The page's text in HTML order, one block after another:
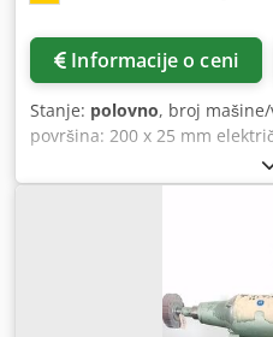
Informacije o ceni
Stanje: polovno, broj
površina: 200 x 25 mm
potreban prostor: 550 x 450 ×
Cjdsbfp Ixepfx Amboha